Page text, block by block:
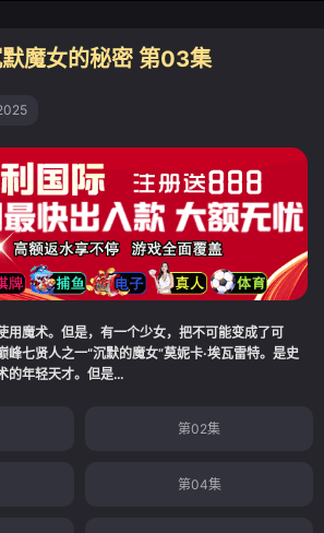
魔女的秘密 第03集
用魔术。但是，有一个少女，把不可能变成了可
峰七贤人之一“沉默的魔女”莫妮卡·埃瓦雷特。是史
的年轻天才。但是…
第02集
第04集